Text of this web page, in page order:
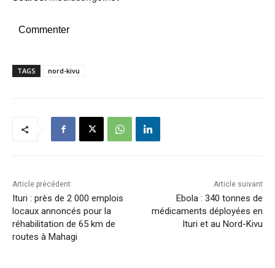
Commenter
TAGS nord-kivu
Article précédent
Ituri : près de 2 000 emplois
locaux annoncés pour la
réhabilitation de 65 km de
routes à Mahagi
Article suivant
Ebola : 340 tonnes de
médicaments déployées en
Ituri et au Nord-Kivu